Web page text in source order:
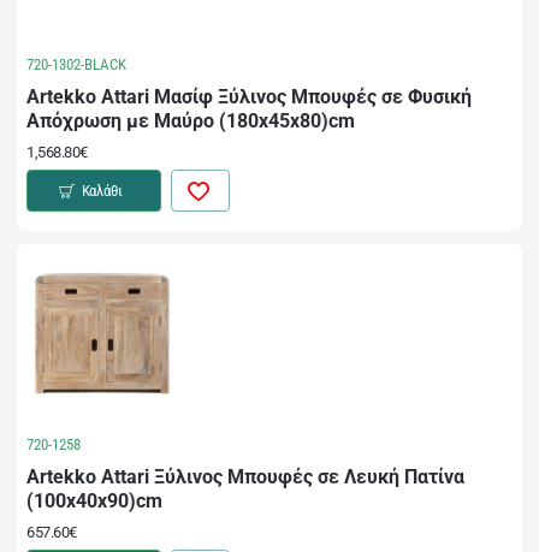
720-1302-BLACK
Artekko Attari Μασίφ Ξύλινος Μπουφές σε Φυσική
Απόχρωση με Μαύρο (180x45x80)cm
1,568.80€
Καλάθι
720-1258
Artekko Attari Ξύλινος Μπουφές σε Λευκή Πατίνα
(100x40x90)cm
657.60€